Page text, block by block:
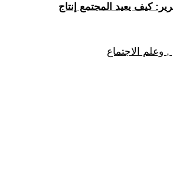
كيف يعيد المجتمع إنتاج
وعلم الاجتماع